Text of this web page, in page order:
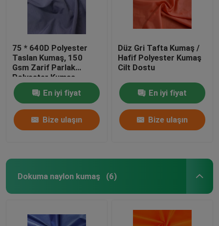
75 * 640D Polyester
Taslan Kumaş, 150
Gsm Zarif Parlak
Polyester Kumaş
En iyi fiyat
Bize ulaşın
Düz Gri Tafta Kumaş /
Hafif Polyester Kumaş
Cilt Dostu
En iyi fiyat
Bize ulaşın
Dokuma naylon kumaş (6)